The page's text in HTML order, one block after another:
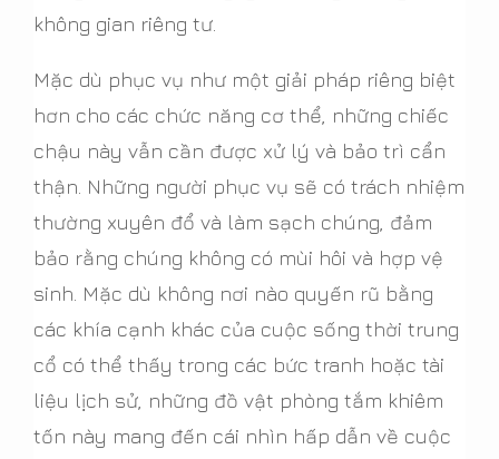
không gian riêng tư.
Mặc dù phục vụ như một giải pháp riêng biệt
hơn cho các chức năng cơ thể, những chiếc
chậu này vẫn cần được xử lý và bảo trì cẩn
thận. Những người phục vụ sẽ có trách nhiệm
thường xuyên đổ và làm sạch chúng, đảm
bảo rằng chúng không có mùi hôi và hợp vệ
sinh. Mặc dù không nơi nào quyến rũ bằng
các khía cạnh khác của cuộc sống thời trung
cổ có thể thấy trong các bức tranh hoặc tài
liệu lịch sử, những đồ vật phòng tắm khiêm
tốn này mang đến cái nhìn hấp dẫn về cuộc